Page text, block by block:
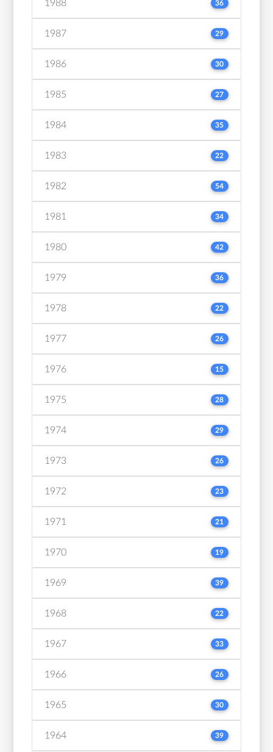
1988 36
1987 29
1986 30
1985 27
1984 35
1983 22
1982 54
1981 34
1980 42
1979 36
1978 22
1977 26
1976 15
1975 28
1974 29
1973 26
1972 23
1971 21
1970 19
1969 39
1968 22
1967 33
1966 26
1965 30
1964 39